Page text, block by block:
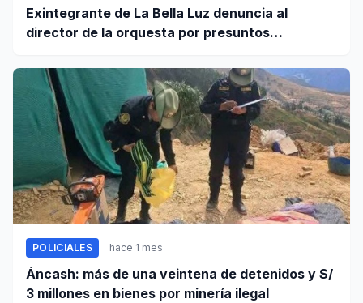
Exintegrante de La Bella Luz denuncia al
director de la orquesta por presuntos
POLICIALES hace 1 mes
Áncash: más de una veintena de detenidos y S/
3 millones en bienes por minería ilegal